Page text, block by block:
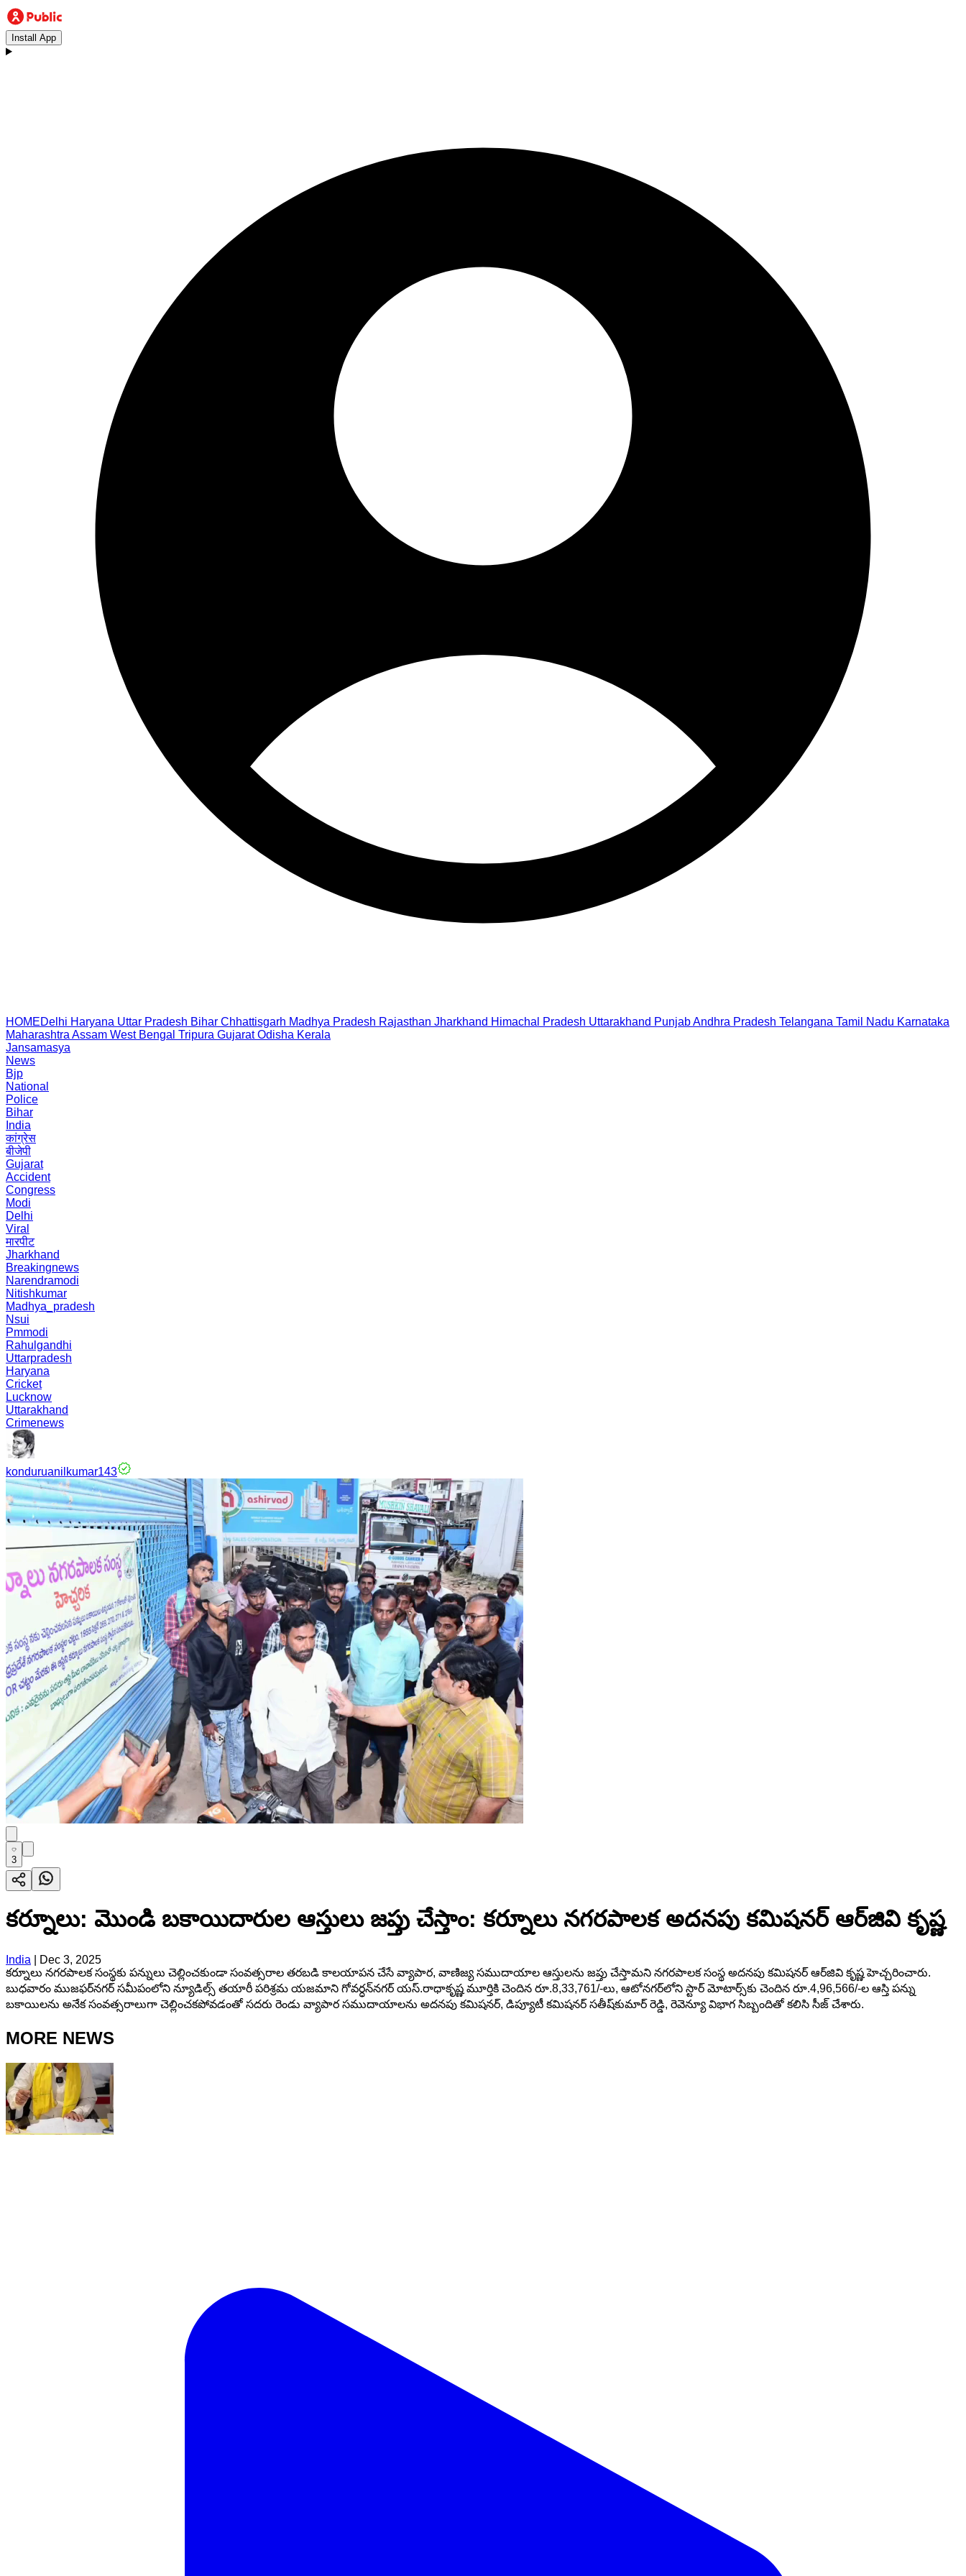
Install App
HOMEDelhi Haryana Uttar Pradesh Bihar Chhattisgarh Madhya Pradesh Rajasthan Jharkhand Himachal Pradesh Uttarakhand PunjabAndhra Pradesh Telangana Tamil Nadu Karnataka
Maharashtra Assam West Bengal Tripura Gujarat Odisha Kerala
Jansamasya
News
Bjp
National
Police
Bihar
India
कांग्रेस
बीजेपी
Gujarat
Accident
Congress
Modi
Delhi
Viral
मारपीट
Jharkhand
Breakingnews
Narendramodi
Nitishkumar
Madhya_pradesh
Nsui
Pmmodi
Rahulgandhi
Uttarpradesh
Haryana
Cricket
Lucknow
Uttarakhand
Crimenews
konduruanilkumar143
3
కర్నూలు: మొండి బకాయిదారుల ఆస్తులు జప్తు చేస్తాం: కర్నూలు నగరపాలక అదనపు కమిషనర్ ఆర్‌జి‌వి కృష్ణ
India
Dec 3, 2025
కర్నూలు నగరపాలక సంస్థకు పన్నులు చెల్లించకుండా సంవత్సరాల తరబడి కాలయాపన చేసే వ్యాపార, వాణిజ్య సముదాయాల ఆస్తులను జప్తు చేస్తామని నగరపాలక సంస్థ అదనపు కమిషనర్ ఆర్‌జి‌వి కృష్ణ హెచ్చరించారు.
బుధవారం ముజఫర్‌నగర్ సమీపంలోని న్యూడిల్స్ తయారీ పరిశ్రమ యజమాని గోవర్ధన్‌నగర్ యస్.రాధాకృష్ణ మూర్తికి చెందిన రూ.8,33,761/-లు, ఆటోనగర్‌లోని స్టార్ మోటార్స్‌కు చెందిన రూ.4,96,566/-ల ఆస్తి పన్ను
బకాయిలను అనేక సంవత్సరాలుగా చెల్లించకపోవడంతో సదరు రెండు వ్యాపార సముదాయాలను అదనపు కమిషనర్, డిప్యూటీ కమిషనర్ సతీష్‌కుమార్ రెడ్డి, రెవెన్యూ విభాగ సిబ్బందితో కలిసి సీజ్ చేశారు.
MORE NEWS